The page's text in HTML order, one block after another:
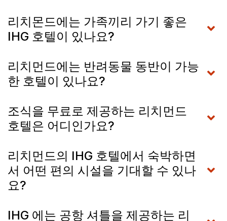
리치몬드에는 가족끼리 가기 좋은
IHG 호텔이 있나요?
리치먼드에는 반려동물 동반이 가능
한 호텔이 있나요?
조식을 무료로 제공하는 리치먼드
호텔은 어디인가요?
리치먼드의 IHG 호텔에서 숙박하면
서 어떤 편의 시설을 기대할 수 있나
요?
IHG 에는 공항 셔틀을 제공하는 리